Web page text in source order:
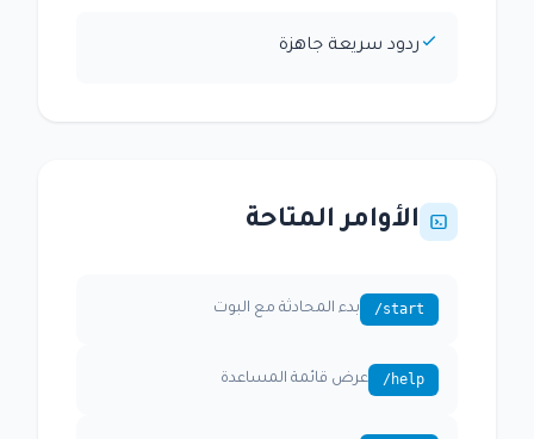
ردود سريعة جاهزة
الأوامر المتاحة
/start بدء المحادثة مع البوت
/help عرض قائمة المساعدة